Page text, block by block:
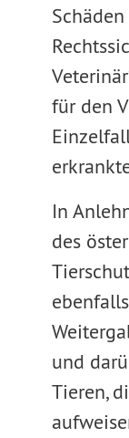
für den
In
des
und
Tieren,